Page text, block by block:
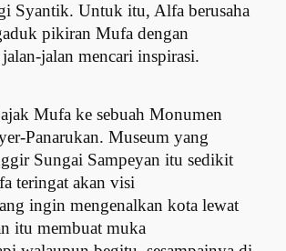
Syantik. Untuk itu, Alfa berusaha
pikiran Mufa dengan
jalan mencari inspirasi.
Mufa ke sebuah Monumen
Panarukan. Museum yang
Sungai Sampeyan itu sedikit
teringat akan visi
ingin mengenalkan kota lewat
itu membuat muka